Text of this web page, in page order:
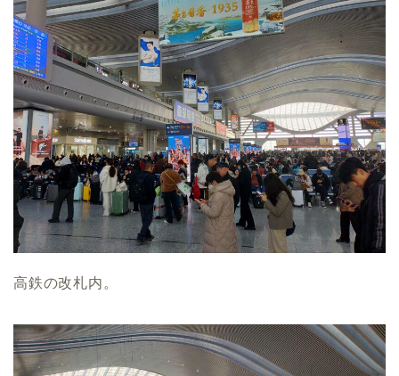
高鉄の改札内。